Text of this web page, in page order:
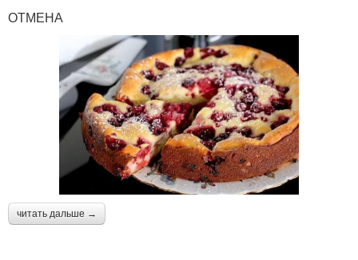
ОТМЕНА
читать дальше →